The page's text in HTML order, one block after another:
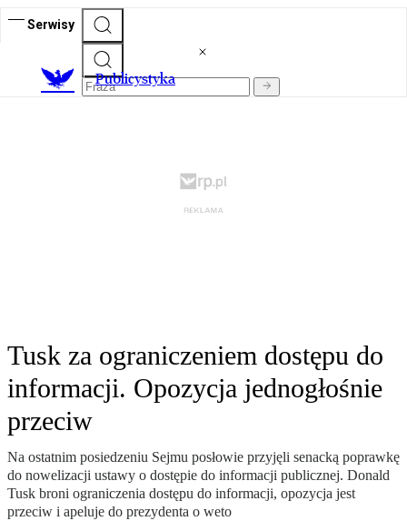
Serwisy
Publicystyka
Tusk za ograniczeniem dostępu do
informacji. Opozycja jednogłośnie
przeciw
Na ostatnim posiedzeniu Sejmu posłowie przyjęli senacką poprawkę
do nowelizacji ustawy o dostępie do informacji publicznej. Donald
Tusk broni ograniczenia dostępu do informacji, opozycja jest
przeciw i apeluje do prezydenta o weto